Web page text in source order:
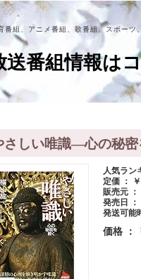
組、アニメ番組、歌番組、スポー
番組情報は
さしい唯識―心の秘密
人気ラン
定価 ：
販売元
発売日 ：
発送可能
価格 ：